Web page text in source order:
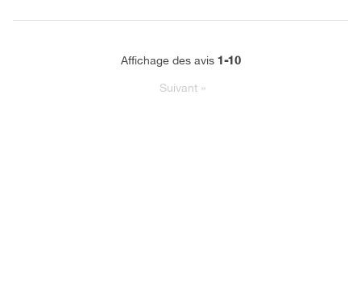
Affichage des avis 1-10
Suivant »